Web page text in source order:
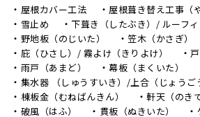
屋根カバー工法
屋根葺き替え工事（
雪止め
下葺き（したぶき）/ ルーフ
野地板（のじいた）
笠木（かさぎ）
庇（ひさし）/ 霧よけ（きりよけ）
雨戸（あまど）
幕板（まくいた）
集水器 （しゅうすいき）/上合（じょうご
棟板金（むねばんきん）
軒天（のき
破風（はふ）
貫板（ぬきいた）